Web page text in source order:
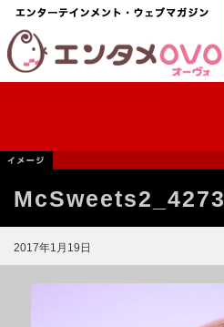
McSweets2_4273
2017年1月19日